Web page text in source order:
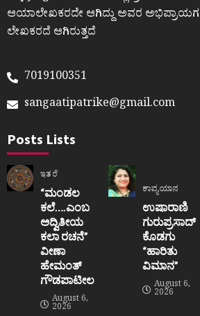
ಆಯಾಲೇಖಕರದೇ ಆಗಿದ್ದು ಅವರ
ಲೇಖಕರದೆ ಆಗಿರುತ್ತದೆ
7019100351
sangaatipatrike@gmail.com
Posts Lists
ಇತರೆ
“ಮಂಡಲ
ಕಲೆ….ಎಂಬ
ಅದ್ವಿತೀಯ
ಕಲಾ ರಚನೆ”‌
ವೀಣಾ
ಹೇಮಂತ್‌
ಗೌಡಪಾಟೀಲ
August 6,
2026
ಕಾವ್ಯಯಾನ
ಉಷಾರಾಣಿ
ಗುರುಪ್ರಸಾದ್
ಕೊಡಗು
“ಹಾರಿತು
ವಿಮಾನ”
August 6,
2026